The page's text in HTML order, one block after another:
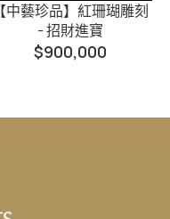
【中藝珍品】紅珊瑚雕刻
- 招財進寶
$900,000